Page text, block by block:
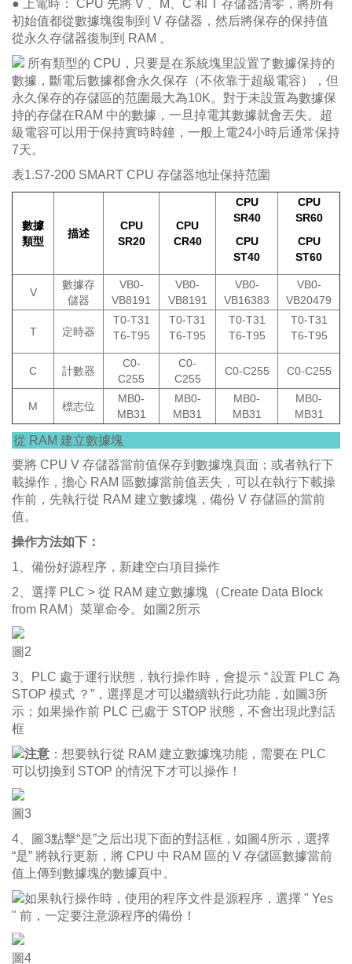
● 上電時： CPU 先將 V 、M、C 和 T 存儲器清零，將所有
初始值都從數據塊復制到 V 存儲器，然后將保存的保持值
從永久存儲器復制到 RAM 。
所有類型的 CPU，只要是在系統塊里設置了數據保持的
數據，斷電后數據都會永久保存（不依靠于超級電容），但
永久保存的存儲區的范圍最大為10K。對于未設置為數據保
持的存儲在RAM 中的數據，一旦掉電其數據就會丟失。超
級電容可以用于保持實時時鐘，一般上電24小時后通常保持
7天。
表1.S7-200 SMART CPU 存儲器地址保持范圍
數據
類型
描述
CPU
SR20
CPU
CR40
CPU
SR40
CPU
ST40
CPU
SR60
CPU
ST60
V
數據存
儲器
VB0-
VB8191
VB0-
VB8191
VB0-
VB16383
VB0-
VB20479
T 定時器
T0-T31
T6-T95
T0-T31
T6-T95
T0-T31
T6-T95
T0-T31
T6-T95
C 計數器
C0-
C255
C0-
C255
C0-C255 C0-C255
M 標志位
MB0-
MB31
MB0-
MB31
MB0-
MB31
MB0-
MB31
從 RAM 建立數據塊
要將 CPU V 存儲器當前值保存到數據塊頁面；或者執行下
載操作，擔心 RAM 區數據當前值丟失，可以在執行下載操
作前，先執行從 RAM 建立數據塊，備份 V 存儲區的當前
值。
操作方法如下：
1、備份好源程序，新建空白項目操作
2、選擇 PLC > 從 RAM 建立數據塊（Create Data Block
from RAM）菜單命令。如圖2所示
圖2
3、PLC 處于運行狀態，執行操作時，會提示 “ 設置 PLC 為
STOP 模式 ？”，選擇是才可以繼續執行此功能，如圖3所
示；如果操作前 PLC 已處于 STOP 狀態，不會出現此對話
框
注意 ：想要執行從 RAM 建立數據塊功能，需要在 PLC
可以切換到 STOP 的情況下才可以操作！
圖3
4、圖3點擊“是”之后出現下面的對話框，如圖4所示，選擇
“是” 將執行更新，將 CPU 中 RAM 區的 V 存儲區數據當前
值上傳到數據塊的數據頁中。
如果執行操作時，使用的程序文件是源程序，選擇 " Yes
" 前，一定要注意源程序的備份！
圖4